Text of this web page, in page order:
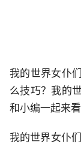
我的世界女仆
么技巧？我的
和小编一起来看
我的世界女仆